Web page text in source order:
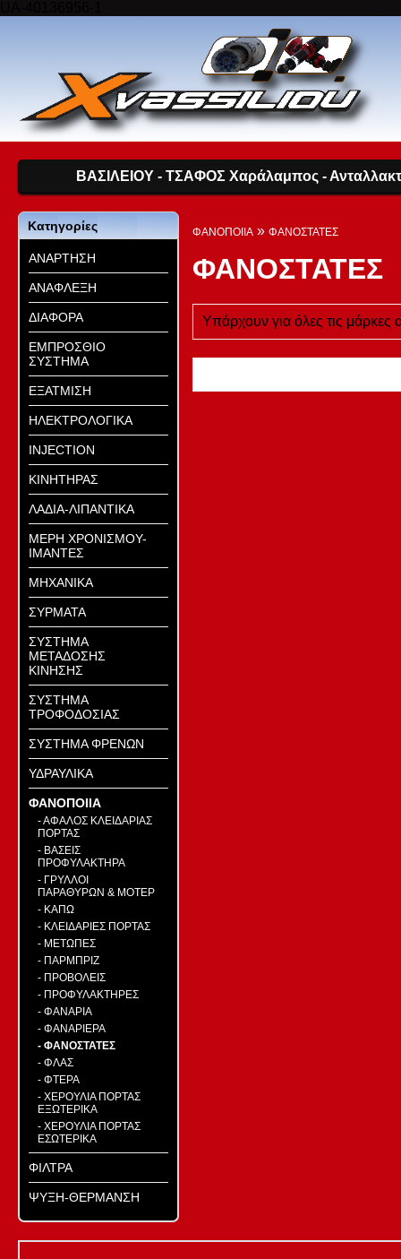
ΒΑΣΙΛΕΙΟΥ - ΤΣΑΦΟΣ Χαράλαμπος -
Κατηγορίες
ΑΝΑΡΤΗΣΗ
ΑΝΑΦΛΕΞΗ
ΔΙΑΦΟΡΑ
ΕΜΠΡΟΣΘΙΟ
ΣΥΣΤΗΜΑ
ΕΞΑΤΜΙΣΗ
ΗΛΕΚΤΡΟΛΟΓΙΚΑ
ΙΝJECTION
ΚΙΝΗΤΗΡΑΣ
ΛΑΔΙΑ-ΛΙΠΑΝΤΙΚΑ
ΜΕΡΗ ΧΡΟΝΙΣΜΟΥ-
ΙΜΑΝΤΕΣ
ΜΗΧΑΝΙΚΑ
ΣΥΡΜΑΤΑ
ΣΥΣΤΗΜΑ
ΜΕΤΑΔΟΣΗΣ
ΚΙΝΗΣΗΣ
ΣΥΣΤΗΜΑ
ΤΡΟΦΟΔΟΣΙΑΣ
ΣΥΣΤΗΜΑ ΦΡΕΝΩΝ
ΥΔΡΑΥΛΙΚΑ
ΦΑΝΟΠΟΙΙΑ
- ΑΦΑΛΟΣ ΚΛΕΙΔΑΡΙΑΣ
ΠΟΡΤΑΣ
- ΒΑΣΕΙΣ
ΠΡΟΦΥΛΑΚΤΗΡΑ
- ΓΡΥΛΛΟΙ
ΠΑΡΑΘΥΡΩΝ & ΜΟΤΕΡ
- ΚΑΠΩ
- ΚΛΕΙΔΑΡΙΕΣ ΠΟΡΤΑΣ
- ΜΕΤΩΠΕΣ
- ΠΑΡΜΠΡΙΖ
- ΠΡΟΒΟΛΕΙΣ
- ΠΡΟΦΥΛΑΚΤΗΡΕΣ
- ΦΑΝΑΡΙΑ
- ΦΑΝΑΡΙΕΡΑ
- ΦΑΝΟΣΤΑΤΕΣ
- ΦΛΑΣ
- ΦΤΕΡΑ
- ΧΕΡΟΥΛΙΑ ΠΟΡΤΑΣ
ΕΞΩΤΕΡΙΚΑ
- ΧΕΡΟΥΛΙΑ ΠΟΡΤΑΣ
ΕΣΩΤΕΡΙΚΑ
ΦΙΛΤΡΑ
ΨΥΞΗ-ΘΕΡΜΑΝΣΗ
ΦΑΝΟΠΟΙΙΑ » ΦΑΝΟΣΤΑΤΕΣ
ΦΑΝΟΣΤΑΤΕΣ
Υπάρχουν για όλες τις μάρκες